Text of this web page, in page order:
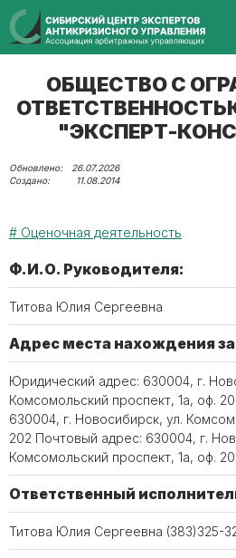
ОБЩЕСТВО С
"ЭКСПЕРТ-
26.07.2026
11.08.2014
Оценочная деятельность
Ф.И.О. Руководителя:
Титова Юлия Сергеевна
Адрес места нахождения
Юридический адрес: 630004, г.
Комсомольский проспект, 1а, оф.
630004, г. Новосибирск, ул.
202 Почтовый адрес: 630004, г.
Комсомольский проспект, 1а, оф.
Ответственный
Титова Юлия Сергеевна (383)325-